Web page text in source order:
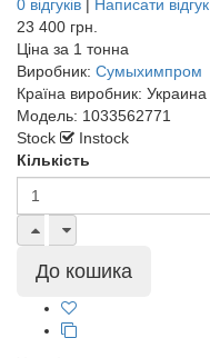
0 відгуків
Написати відгук
23 400 грн.
Ціна за 1 тонна
Виробник: Сумыхимпром
Країна виробник: Украина
Модель: 1033562771
Stock
Instock
Кількість